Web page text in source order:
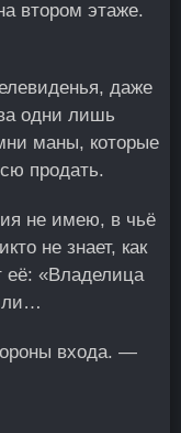
втором этаже.
даже
одни лишь
маны, которые
продать.
не имею, в чьё
не знает, как
её: «Владелица
входа. —